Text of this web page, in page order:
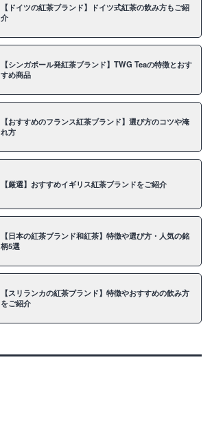
【ドイツの紅茶ブランド】ドイツ式紅茶の飲み方もご紹
介
【シンガポール発紅茶ブランド】TWG Teaの特徴とおす
すめ商品
【おすすめのフランス紅茶ブランド】選び方のコツや淹
れ方
【厳選】おすすめイギリス紅茶ブランドをご紹介
【日本の紅茶ブランド和紅茶】特徴や選び方・人気の銘
柄5選
【スリランカの紅茶ブランド】特徴やおすすめの飲み方
をご紹介